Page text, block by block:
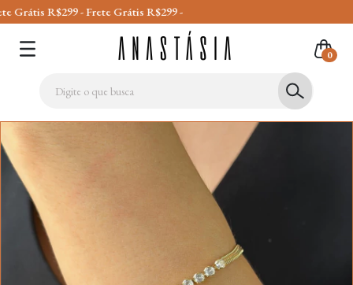
- Frete Grátis R$299 -
0